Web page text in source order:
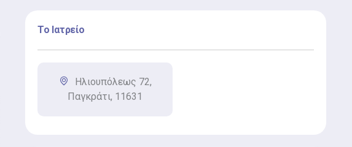
Το Ιατρείο
Ηλιουπόλεως 72,
Παγκράτι, 11631